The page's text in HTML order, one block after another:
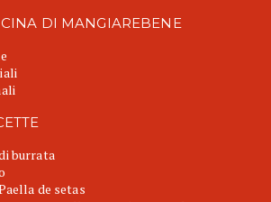
DI MANGIAREBENE
burrata
de setas